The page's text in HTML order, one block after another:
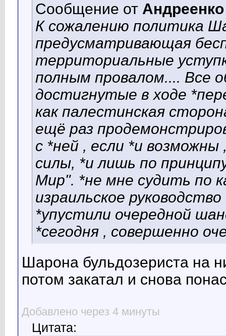
Сообщение от Андреенко
К сожалению политика
предусматривающая
территориальные
полным провалом.... Все
достигнутые в ходе
как палестинская
ещё раз
с *ней , если *и
силы, *и лишь по
Мир". *не мне судить по
израильское
*упустили очередной
*сегодня , совершенно
Шарона бульдозериста на
потом закатал и снова
Добавлено через 4 минуты
Цитата: